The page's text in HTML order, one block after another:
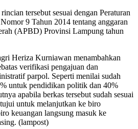
tersebut sesuai dengan Peraturan
9 Tahun 2014 tentang anggaran
(APBD) Provinsi Lampung tahun
Heriza Kurniawan menambahkan
verifikasi pengajuan dan
parpol. Seperti menilai sudah
untuk pendidikan politik dan 40%
apabila berkas tersebut sudah sesuai
untuk melanjutkan ke biro
keuangan langsung masuk ke
(lampost)